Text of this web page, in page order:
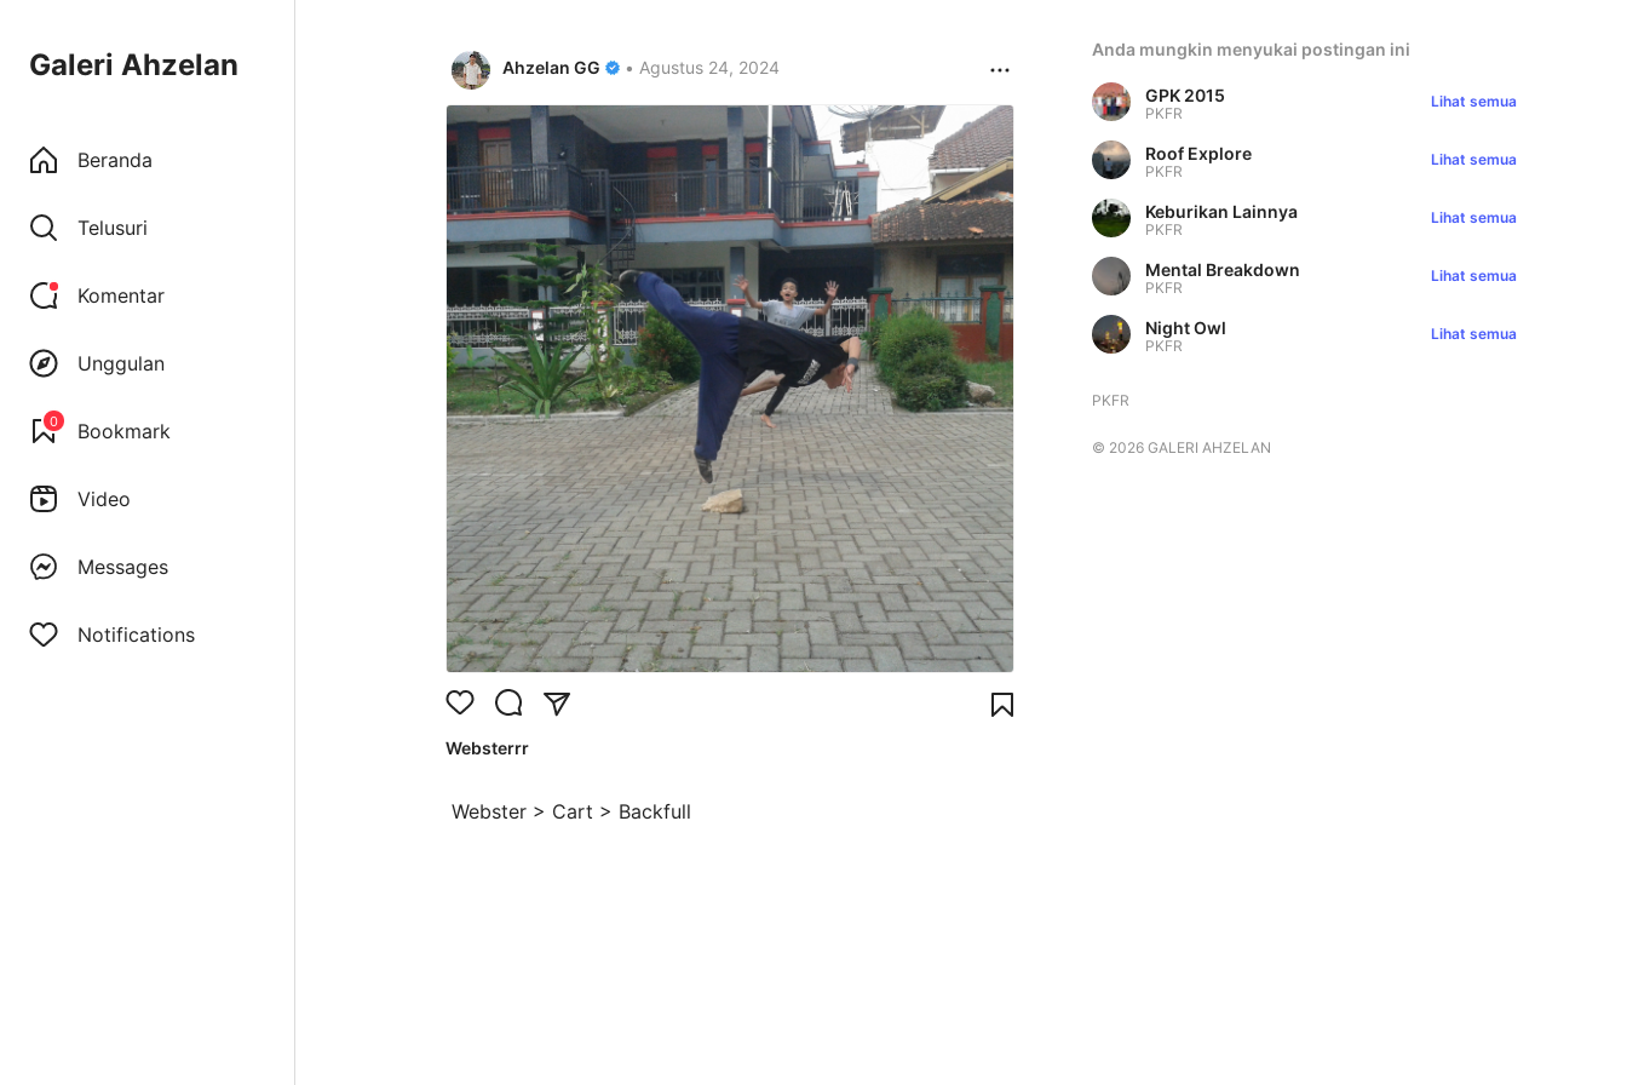
Galeri Ahzelan
Beranda
Telusuri
Komentar
Unggulan
0 Bookmark
Video
Messages
Notifications
Ahzelan GG • Agustus 24, 2024
Websterrr
Webster > Cart > Backfull
Anda mungkin menyukai postingan ini
GPK 2015
PKFR
Lihat semua
Roof Explore
PKFR
Lihat semua
Keburikan Lainnya
PKFR
Lihat semua
Mental Breakdown
PKFR
Lihat semua
Night Owl
PKFR
Lihat semua
PKFR
© 2026GALERI AHZELAN